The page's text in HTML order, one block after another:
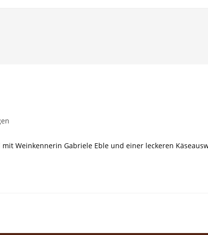
Weinkennerin Gabriele Eble und einer leckeren